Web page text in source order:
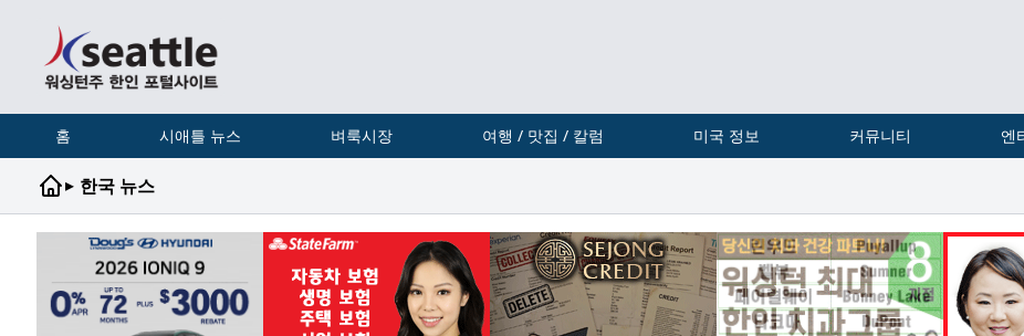
홈 시애틀 뉴스 벼룩시장 여행 / 맛집 / 칼럼 미국 정보 커뮤니티 엔
▸ 한국 뉴스